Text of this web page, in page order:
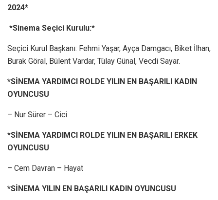
2024*
*Sinema Seçici Kurulu:*
Seçici Kurul Başkanı: Fehmi Yaşar, Ayça Damgacı, Biket İlhan,
Burak Göral, Bülent Vardar, Tülay Günal, Vecdi Sayar.
*SİNEMA YARDIMCI ROLDE YILIN EN BAŞARILI KADIN
OYUNCUSU
– Nur Sürer – Cici
*SİNEMA YARDIMCI ROLDE YILIN EN BAŞARILI ERKEK
OYUNCUSU
– Cem Davran – Hayat
*SİNEMA YILIN EN BAŞARILI KADIN OYUNCUSU